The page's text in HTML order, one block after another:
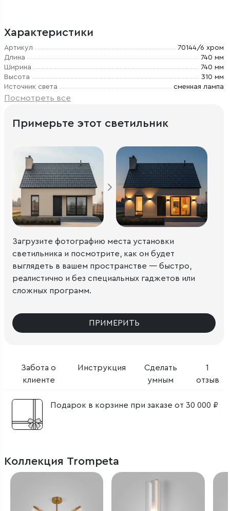
Характеристики
Артикул
70144/6 хром
Длина
740 мм
Ширина
740 мм
Высота
310 мм
Источник света
сменная лампа
Посмотреть все
Забота о
клиенте
Инструкция
Сделать
умным
1
отзыв
Подарок в корзине при заказе от 30 000 ₽
Примерьте этот светильник
Загрузите фотографию места установки
светильника и посмотрите, как он будет
выглядеть в вашем пространстве — быстро,
реалистично и без специальных гаджетов или
сложных программ.
ПРИМЕРИТЬ
Коллекция Trompeta